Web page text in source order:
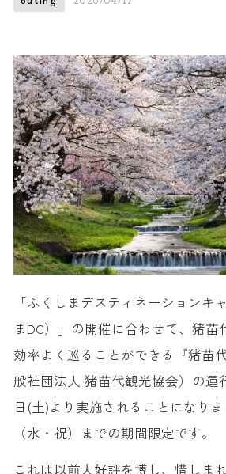
「ふくしまデスティネーションキ
まDC）」の開催に合わせて、猪苗
効率よく巡ることができる『猪苗
般社団法人 猪苗代観光協会）の運
日(土)より実施されることになりま
（水・祝）までの期間限定です。
これは以前大好評を博し、惜しまれ